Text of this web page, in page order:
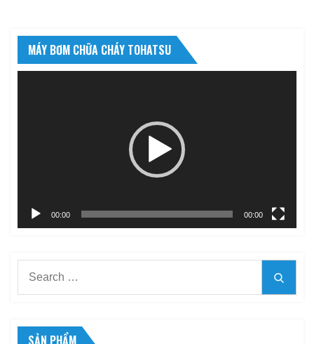
MÁY BƠM CHỮA CHÁY TOHATSU
00:00 00:00
SẢN PHẨM